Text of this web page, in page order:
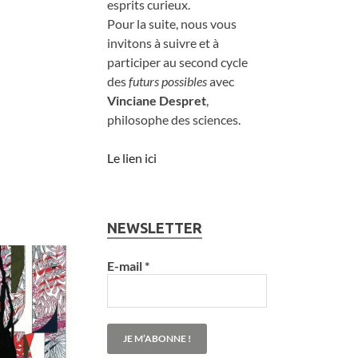
esprits curieux.
Pour la suite, nous vous
invitons à suivre et à
participer au second cycle
desfuturs possiblesavec
Vinciane Despret
philosophe des sciences.
Le lien ici
NEWSLETTER
E-mail*